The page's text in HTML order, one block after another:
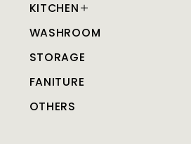
KITCHEN
WASHROOM
STORAGE
FANITURE
OTHERS